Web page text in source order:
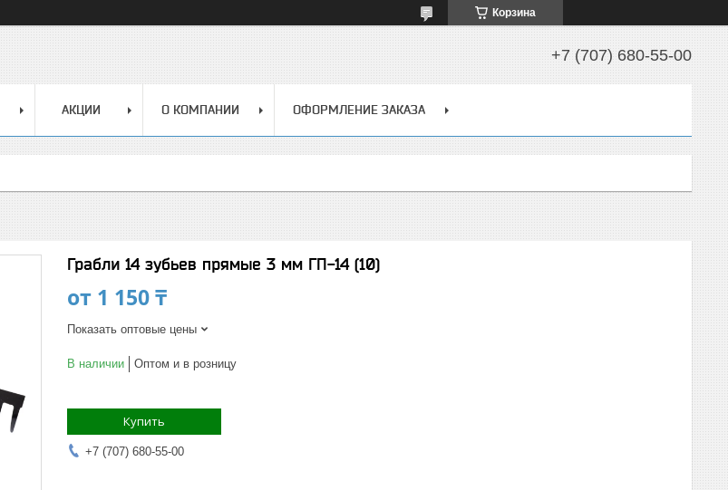
Корзина
+7 (707) 680-55-00
АКЦИИ О КОМПАНИИ ОФОРМЛЕНИЕ ЗАКАЗА
Грабли 14 зубьев прямые 3 мм ГП-14 (10)
от 1 150 ₸
Показать оптовые цены
В наличии Оптом и в розницу
Купить
+7 (707) 680-55-00